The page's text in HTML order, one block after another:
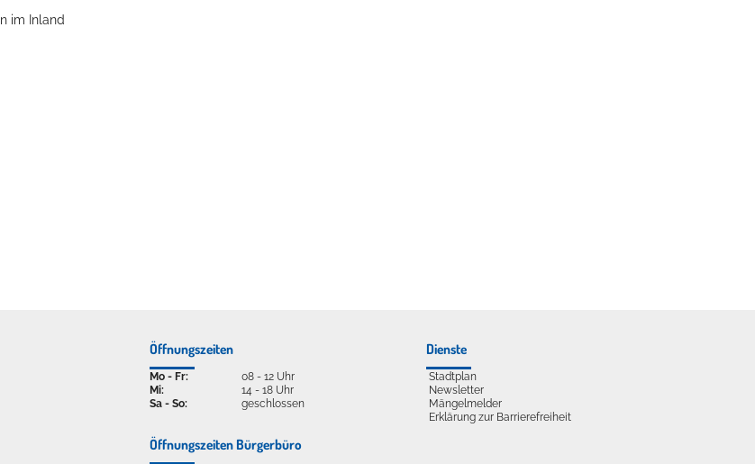
oder doch lieber die pure Entspannung auf der Sprudelliege im Solebecken?
im Inland
Öffnungszeiten
Mo - Fr:
Mi:
Sa - So:
08 - 12 Uhr
14 - 18 Uhr
geschlossen
Öffnungszeiten Bürgerbüro
Dienste
Stadtplan
Newsletter
Mängelmelder
Erklärung zur Barrierefreiheit